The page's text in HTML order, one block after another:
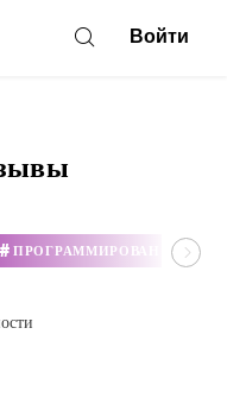
Войти
# ПРОГРАММИРОВАНИЕ